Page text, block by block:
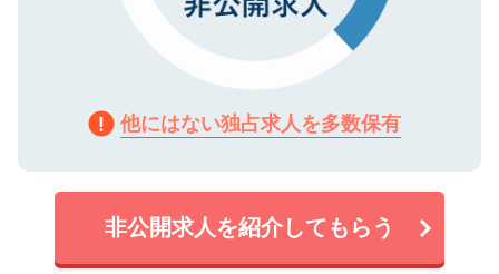
他にはない独占求人を多数保有
非公開求人を紹介してもらう